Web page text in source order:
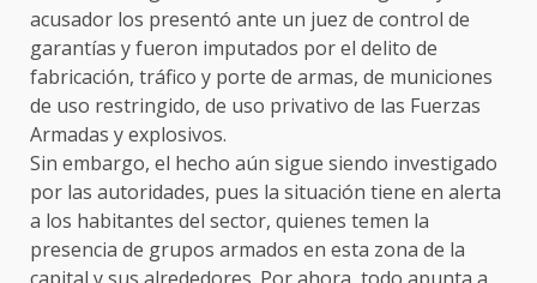
acusador los presentó ante un juez de control de
garantías y fueron imputados por el delito de
fabricación, tráfico y porte de armas, de municiones
de uso restringido, de uso privativo de las Fuerzas
Armadas y explosivos.
Sin embargo, el hecho aún sigue siendo investigado
por las autoridades, pues la situación tiene en alerta
a los habitantes del sector, quienes temen la
presencia de grupos armados en esta zona de la
capital y sus alrededores. Por ahora, todo apunta a